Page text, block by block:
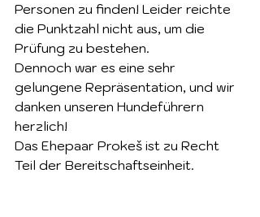
Personen zu finden! Leider reichte
die Punktzahl nicht aus, um die
Prüfung zu bestehen.
Dennoch war es eine sehr
gelungene Repräsentation, und wir
danken unseren Hundeführern
herzlich!
Das Ehepaar Prokeš ist zu Recht
Teil der Bereitschaftseinheit.